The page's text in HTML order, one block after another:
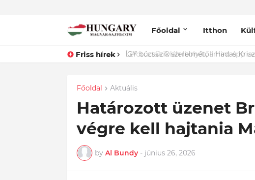
Főoldal Itthon
Friss hírek ÍGY búcsúzik szerelmétől! Hadas
Főoldal Aktuális
Határozott üzenet
végre kell hajtania
by Al Bundy - június 26, 2026